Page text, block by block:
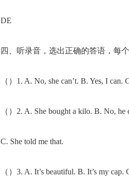
DE
四、听录音，选出正确的答语，每
（）1. A. No, she can’t. B. Yes, I can.
（）2. A. She bought a kilo. B. No, he
C. She told me that.
（）3. A. It’s beautiful. B. It’s my cap.